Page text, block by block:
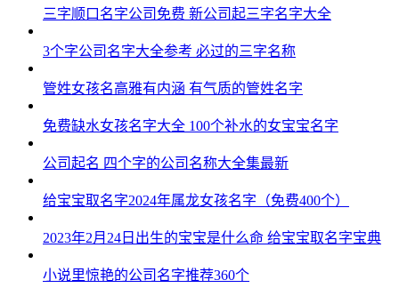
三字顺口名字公司免费 新公司起三字名字大全
3个字公司名字大全参考 必过的三字名称
管姓女孩名高雅有内涵 有气质的管姓名字
免费缺水女孩名字大全 100个补水的女宝宝名字
公司起名 四个字的公司名称大全集最新
给宝宝取名字2024年属龙女孩名字（免费400个）
2023年2月24日出生的宝宝是什么命 给宝宝取名字宝典
小说里惊艳的公司名字推荐360个